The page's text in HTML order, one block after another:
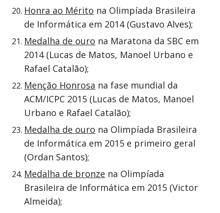
Honra ao Mérito na Olimpíada Brasileira
de Informática em 2014 (Gustavo Alves);
Medalha de ouro na Maratona da SBC em
2014 (Lucas de Matos, Manoel Urbano e
Rafael Catalão);
Menção Honrosa na fase mundial da
ACM/ICPC 2015 (Lucas de Matos, Manoel
Urbano e Rafael Catalão);
Medalha de ouro na Olimpíada Brasileira
de Informática em 2015 e primeiro geral
(Ordan Santos);
Medalha de bronze na Olimpíada
Brasileira de Informática em 2015 (Victor
Almeida);